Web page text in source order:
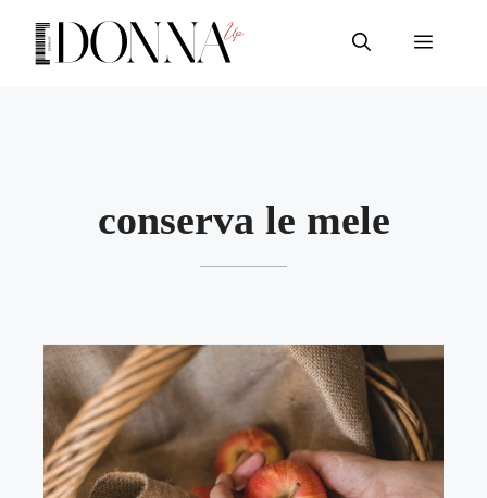
contenuto
Menu
conserva le mele